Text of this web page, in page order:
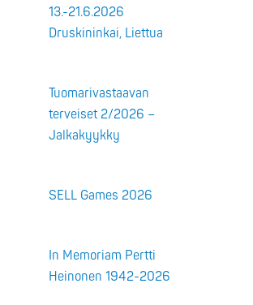
13.-21.6.2026
Druskininkai, Liettua
Tuomarivastaavan
terveiset 2/2026 –
Jalkakyykky
SELL Games 2026
In Memoriam Pertti
Heinonen 1942-2026